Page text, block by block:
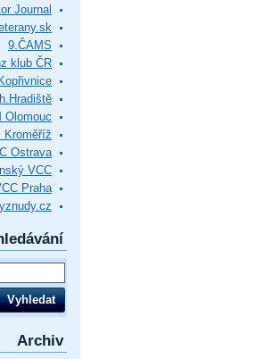
Journal
9.ČAMS
klub ČR
Olomouc
Kroměříž
Ostrava
VCC
Praha
Archiv